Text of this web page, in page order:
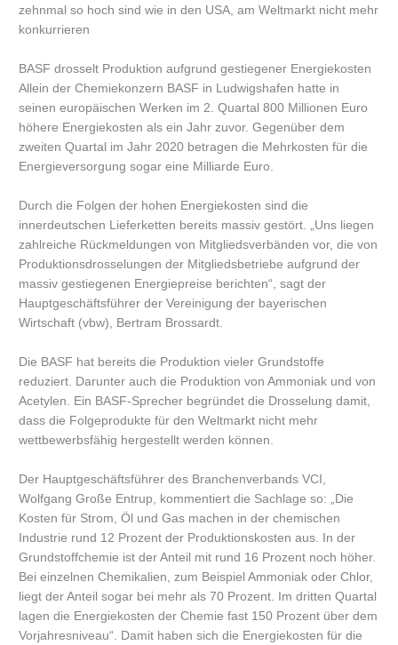
zehnmal so hoch sind wie in den USA, am Weltmarkt nicht mehr
konkurrieren
BASF drosselt Produktion aufgrund gestiegener Energiekosten
Allein der Chemiekonzern BASF in Ludwigshafen hatte in
seinen europäischen Werken im 2. Quartal 800 Millionen Euro
höhere Energiekosten als ein Jahr zuvor. Gegenüber dem
zweiten Quartal im Jahr 2020 betragen die Mehrkosten für die
Energieversorgung sogar eine Milliarde Euro.
Durch die Folgen der hohen Energiekosten sind die
innerdeutschen Lieferketten bereits massiv gestört. „Uns liegen
zahlreiche Rückmeldungen von Mitgliedsverbänden vor, die von
Produktionsdrosselungen der Mitgliedsbetriebe aufgrund der
massiv gestiegenen Energiepreise berichten“, sagt der
Hauptgeschäftsführer der Vereinigung der bayerischen
Wirtschaft (vbw), Bertram Brossardt.
Die BASF hat bereits die Produktion vieler Grundstoffe
reduziert. Darunter auch die Produktion von Ammoniak und von
Acetylen. Ein BASF-Sprecher begründet die Drosselung damit,
dass die Folgeprodukte für den Weltmarkt nicht mehr
wettbewerbsfähig hergestellt werden können.
Der Hauptgeschäftsführer des Branchenverbands VCI,
Wolfgang Große Entrup, kommentiert die Sachlage so: „Die
Kosten für Strom, Öl und Gas machen in der chemischen
Industrie rund 12 Prozent der Produktionskosten aus. In der
Grundstoffchemie ist der Anteil mit rund 16 Prozent noch höher.
Bei einzelnen Chemikalien, zum Beispiel Ammoniak oder Chlor,
liegt der Anteil sogar bei mehr als 70 Prozent. Im dritten Quartal
lagen die Energiekosten der Chemie fast 150 Prozent über dem
Vorjahresniveau“. Damit haben sich die Energiekosten für die